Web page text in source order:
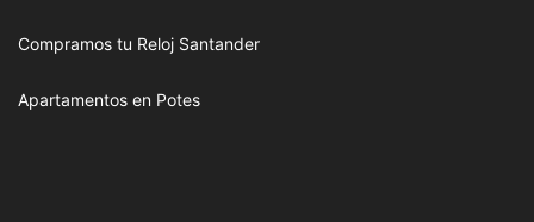
Compramos tu Reloj Santander
Apartamentos en Potes